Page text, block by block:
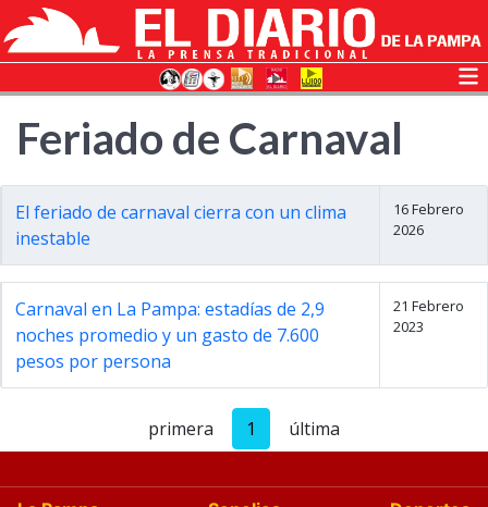
Feriado de Carnaval
El feriado de carnaval cierra con un clima
inestable
16 Febrero
2026
Carnaval en La Pampa: estadías de 2,9
noches promedio y un gasto de 7.600
pesos por persona
21 Febrero
2023
primera 1 última